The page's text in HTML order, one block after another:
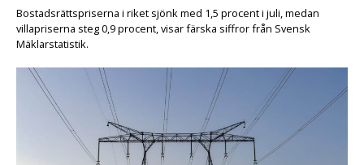
Bostadsrättspriserna i riket sjönk med 1,5 procent i juli, medan
villapriserna steg 0,9 procent, visar färska siffror från Svensk
Mäklarstatistik.